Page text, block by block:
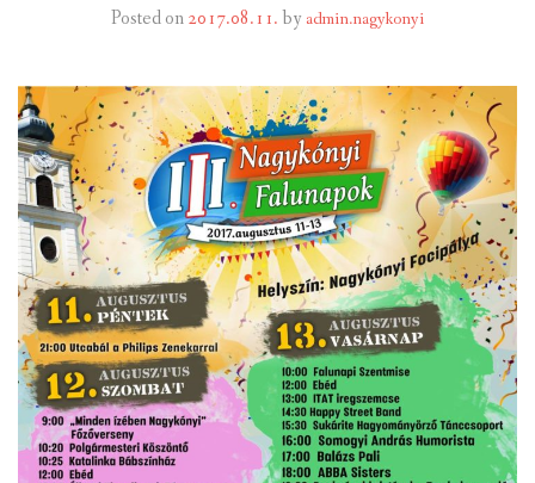
INFORMÁCIÓK
GALÉRIA
KAPCSOLAT
LETÖLTHETŐ NYOMTATVÁNYOK
VÁLASZTÁS 2026
TELEPÜLÉSIKÉPVISELŐI VAGYONNYILATKOZATOK – 2026.
ÉV
ROMA NEMZETISÉGI ÖNKORMÁNYZATI KÉPVISELŐK
Posted on2017.08.11.by admin.nagykonyi